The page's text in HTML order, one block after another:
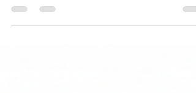
Sujet et corrigé UE6 –